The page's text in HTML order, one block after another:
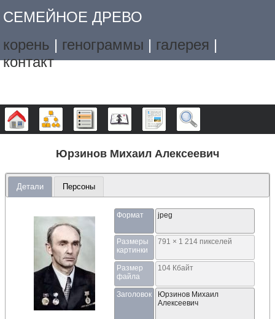
СЕМЕЙНОЕ ДРЕВО
корень | генограммы | галерея |
контакт
Дерево Графики Списки Календарь Отчёты
Юрзинов Михаил Алексеевич
Детали Персоны
Формат jpeg
Размеры
картинки
791 × 1 214 пикселей
Размер
файла
104 Кбайт
Заголовок
Юрзинов Михаил
Алексеевич